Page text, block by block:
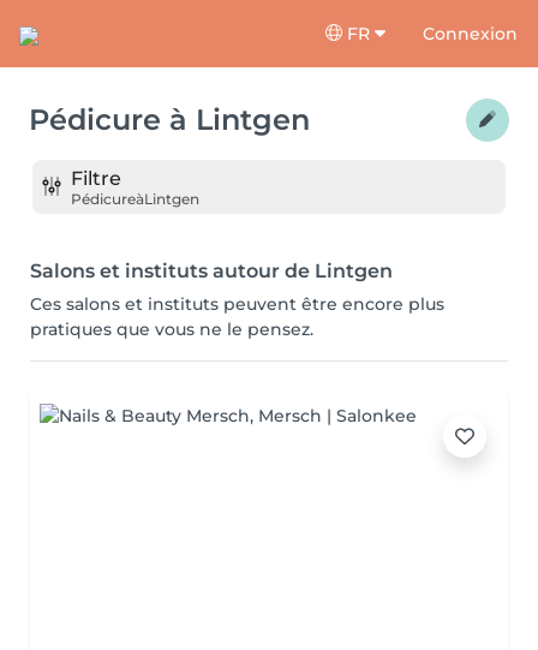
FR Connexion
Pédicure à Lintgen
Filtre
PédicureàLintgen
Salons et instituts autour de Lintgen
Ces salons et instituts peuvent être encore plus
pratiques que vous ne le pensez.